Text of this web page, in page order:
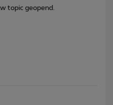
topic geopend.